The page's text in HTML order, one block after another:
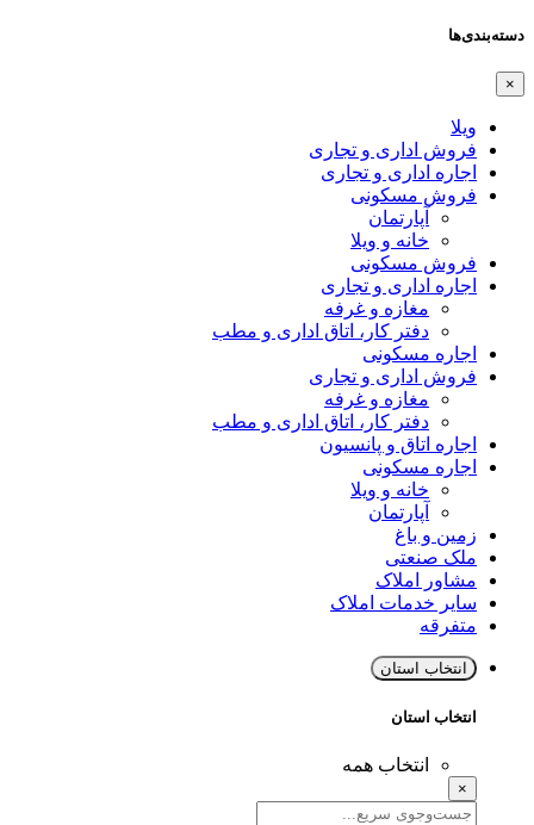
دسته‌بندی‌ها
×
ویلا
فروش اداری و تجاری
اجاره اداری و تجاری
فروش مسکونی
آپارتمان
خانه و ویلا
فروش مسکونی
اجاره اداری و تجاری
مغازه و غرفه
دفتر کار، اتاق اداری و مطب
اجاره مسکونی
فروش اداری و تجاری
مغازه و غرفه
دفتر کار، اتاق اداری و مطب
اجاره اتاق و پانسیون
اجاره مسکونی
خانه و ویلا
آپارتمان
زمین و باغ
ملک صنعتی
مشاور املاک
سایر خدمات املاک
متفرقه
انتخاب استان
انتخاب استان
انتخاب همه
×